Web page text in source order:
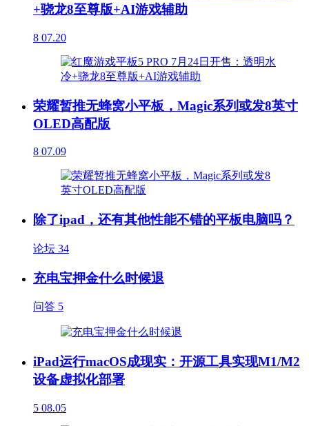
+骁龙8至尊版+AI游戏辅助
8 07.20
荣耀暂推无蜂窝小平板，Magic系列或发8英寸
OLED高配版
8 07.09
除了ipad，还有其他性能不错的平板电脑吗？
论坛 34
充电宝押金什么时候退
问答 5
iPad运行macOS成现实：开源工具实现M1/M2
设备虚拟化部署
5 08.05